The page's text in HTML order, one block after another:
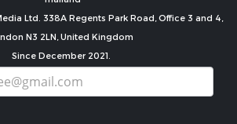
Ltd. 338A Regents Park Road, Office 3 and 4,
N3 2LN, United Kingdom
Since December 2021.